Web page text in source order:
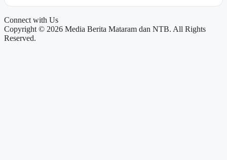
Connect with Us
Copyright © 2026 Media Berita Mataram dan NTB. All Rights
Reserved.